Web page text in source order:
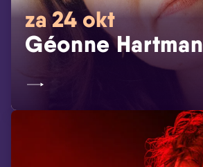
za 24 okt
Géonne Hartman